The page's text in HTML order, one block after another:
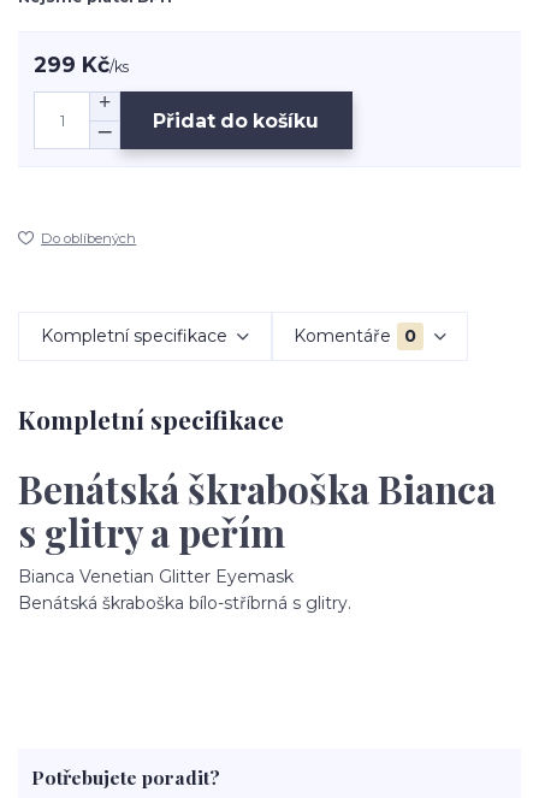
299 Kč/ks
Přidat do košíku
Do oblíbených
Kompletní specifikace Komentáře 0
Kompletní specifikace
Benátská škraboška Bianca
s glitry a peřím
Bianca Venetian Glitter Eyemask
Benátská škraboška bílo-stříbrná s glitry.
Potřebujete poradit?